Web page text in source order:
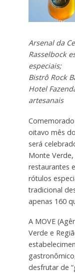
Arsenal da
Rasselbock
especiais;
Bistrô Rock
Hotel
artesanais
oitavo mês
será
Monte
restaurantes
rótulos
tradicional
apenas 160
A MOVE
Verde e
desfrutar de